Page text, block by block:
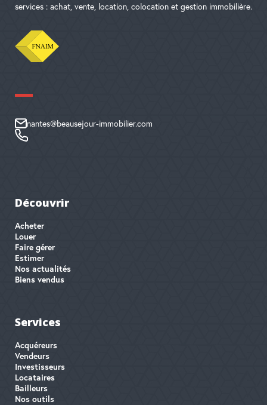
services : achat, vente, location, colocation et gestion immobilière.
nantes@beausejour-immobilier.com
Découvrir
Acheter
Louer
Faire gérer
Estimer
Nos actualités
Biens vendus
Services
Acquéreurs
Vendeurs
Investisseurs
Locataires
Bailleurs
Nos outils